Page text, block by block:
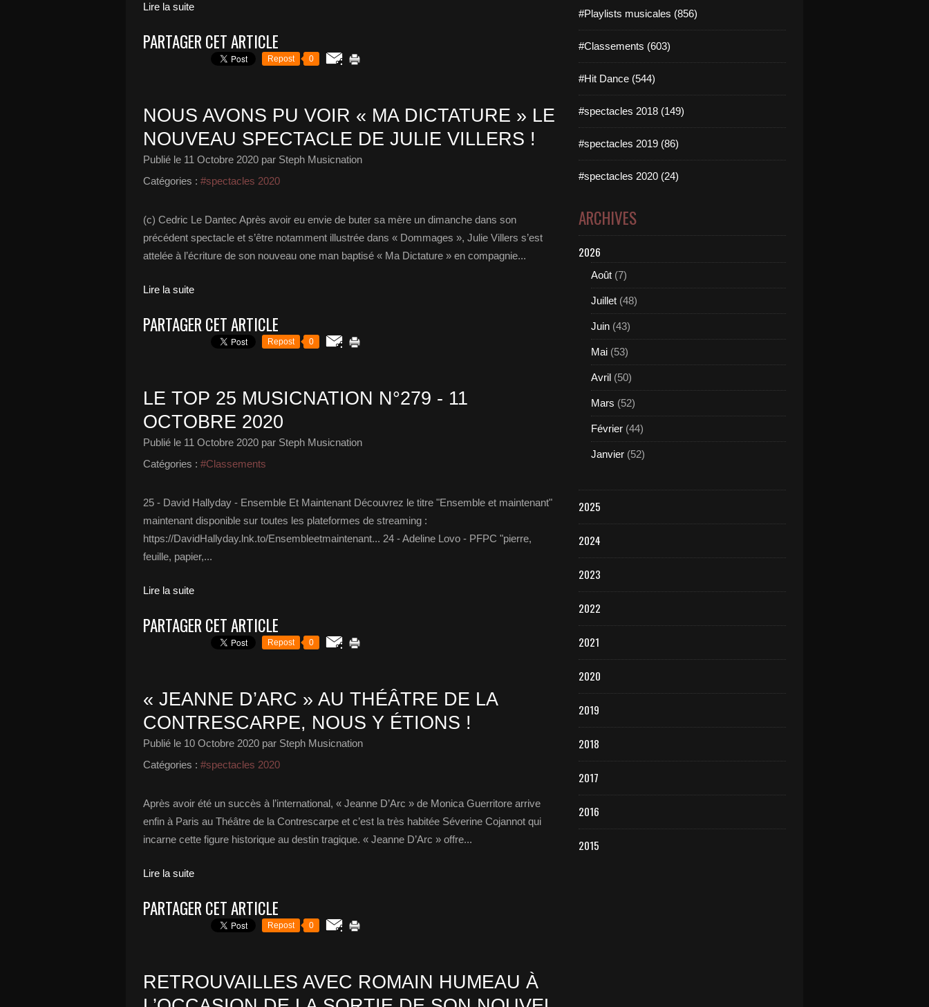
Lire la suite
PARTAGER CET ARTICLE
Repost 0
NOUS AVONS PU VOIR « MA DICTATURE » LE
NOUVEAU SPECTACLE DE JULIE VILLERS !
Publié le 11 Octobre 2020 par Steph Musicnation
Catégories : #spectacles 2020
(c) Cedric Le Dantec Après avoir eu envie de buter sa mère un dimanche dans son
précédent spectacle et s’être notamment illustrée dans « Dommages », Julie Villers s’est
attelée à l’écriture de son nouveau one man baptisé « Ma Dictature » en compagnie...
Lire la suite
PARTAGER CET ARTICLE
Repost 0
LE TOP 25 MUSICNATION N°279 - 11
OCTOBRE 2020
Publié le 11 Octobre 2020 par Steph Musicnation
Catégories : #Classements
25 - David Hallyday - Ensemble Et Maintenant Découvrez le titre "Ensemble et maintenant"
maintenant disponible sur toutes les plateformes de streaming :
https://DavidHallyday.lnk.to/Ensembleetmaintenant... 24 - Adeline Lovo - PFPC "pierre,
feuille, papier,...
Lire la suite
PARTAGER CET ARTICLE
Repost 0
« JEANNE D’ARC » AU THÉÂTRE DE LA
CONTRESCARPE, NOUS Y ÉTIONS !
Publié le 10 Octobre 2020 par Steph Musicnation
Catégories : #spectacles 2020
Après avoir été un succès à l’international, « Jeanne D’Arc » de Monica Guerritore arrive
enfin à Paris au Théâtre de la Contrescarpe et c’est la très habitée Séverine Cojannot qui
incarne cette figure historique au destin tragique. « Jeanne D’Arc » offre...
Lire la suite
PARTAGER CET ARTICLE
Repost 0
RETROUVAILLES AVEC ROMAIN HUMEAU À
#Playlists musicales (856)
#Classements (603)
#Hit Dance (544)
#spectacles 2018 (149)
#spectacles 2019 (86)
#spectacles 2020 (24)
ARCHIVES
2026
Août (7)
Juillet (48)
Juin (43)
Mai (53)
Avril (50)
Mars (52)
Février (44)
Janvier (52)
2025
2024
2023
2022
2021
2020
2019
2018
2017
2016
2015